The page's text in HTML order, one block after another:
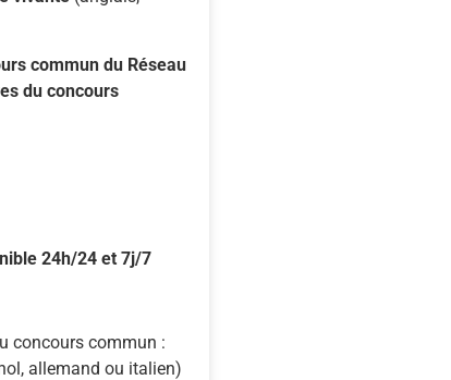
commun du Réseau
du concours
24h/24et7j/7
concourscommun :
allemand ou italien)